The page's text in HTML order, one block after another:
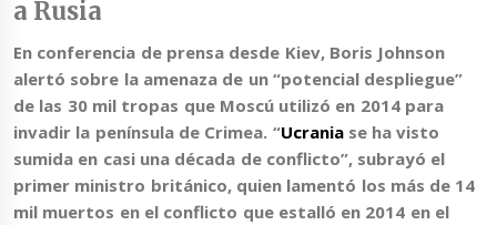
a Rusia
En conferencia de prensa desde Kiev, Boris Johnson
alertó sobre la amenaza de un “potencial despliegue”
de las 30 mil tropas que Moscú utilizó en 2014 para
invadir la península de Crimea. “Ucrania se ha visto
sumida en casi una década de conflicto”, subrayó el
primer ministro británico, quien lamentó los más de 14
mil muertos en el conflicto que estalló en 2014 en el